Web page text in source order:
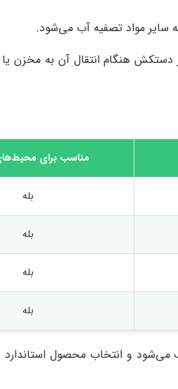
سایر مواد تصفیه آب می‌شود.
دستکش هنگام انتقال آن به
مناسب برای
بله
بله
بله
بله
و انتخاب محصول استاندارد